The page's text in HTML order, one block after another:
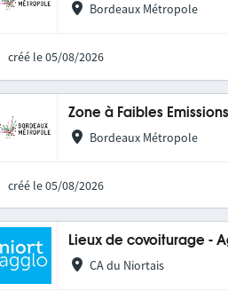
Bordeaux Métropole
créé le 05/08/2026
Zone à Faibles
Bordeaux Métropole
créé le 05/08/2026
Lieux de covoiturage -
CA du Niortais